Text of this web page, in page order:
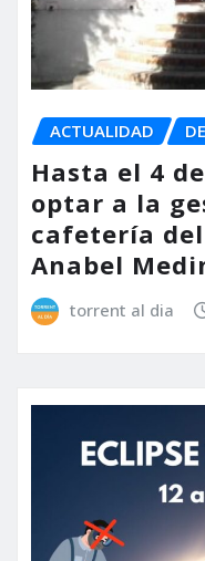
ACTUALIDAD
Hasta el 4
optar a la
cafetería
Anabel
torrent al dia